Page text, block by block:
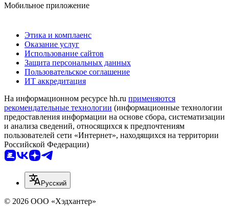
Мобильное приложение
Этика и комплаенс
Оказание услуг
Использование сайтов
Защита персональных данных
Пользовательское соглашение
ИТ аккредитация
На информационном ресурсе hh.ru применяются
рекомендательные технологии (информационные технологии
предоставления информации на основе сбора, систематизации
и анализа сведений, относящихся к предпочтениям
пользователей сети «Интернет», находящихся на территории
Российской Федерации)
Русский
© 2026 ООО «Хэдхантер»